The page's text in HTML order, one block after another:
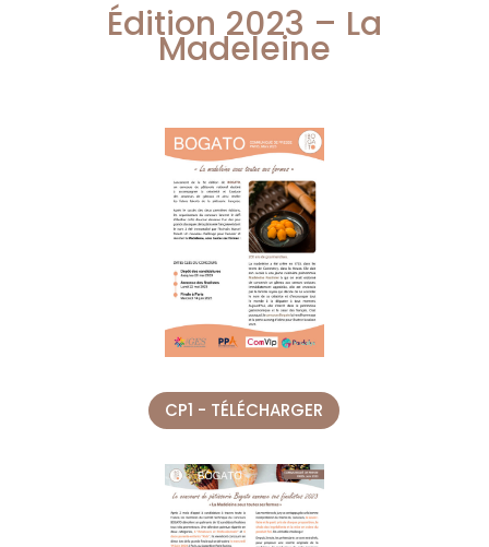
Édition 2023 – La
Madeleine
CP1 - TÉLÉCHARGER